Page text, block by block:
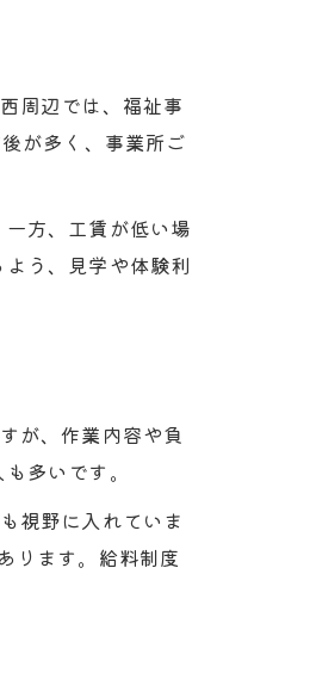
周辺では、福祉事
が多く、事業所ご
方、工賃が低い場
う、見学や体験利
が、作業内容や負
多いです。
視野に入れていま
ります。給料制度